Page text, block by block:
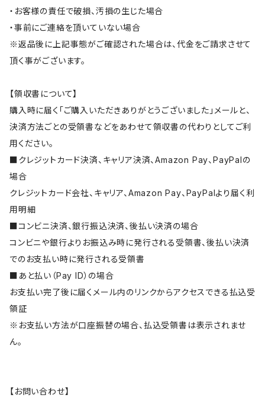
・お客様の責任で破損、汚損の生じた場合
・事前にご連絡を頂いていない場合
※返品後に上記事態がご確認された場合は、代金をご請求させて
頂く事がございます。
【領収書について】
購入時に届く「ご購入いただきありがとうございました」メールと、
決済方法ごとの受領書などをあわせて領収書の代わりとしてご利
用ください。
■クレジットカード決済、キャリア決済、Amazon Pay、PayPalの
場合
クレジットカード会社、キャリア、Amazon Pay、PayPalより届く利
用明細
■コンビニ決済、銀行振込決済、後払い決済の場合
コンビニや銀行よりお振込み時に発行される受領書、後払い決済
でのお支払い時に発行される受領書
■あと払い（Pay ID）の場合
お支払い完了後に届くメール内のリンクからアクセスできる払込受
領証
※お支払い方法が口座振替の場合、払込受領書は表示されませ
ん。
【お問い合わせ】